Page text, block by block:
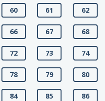
60 61 62
66 67 68
72 73 74
78 79 80
84 85 86